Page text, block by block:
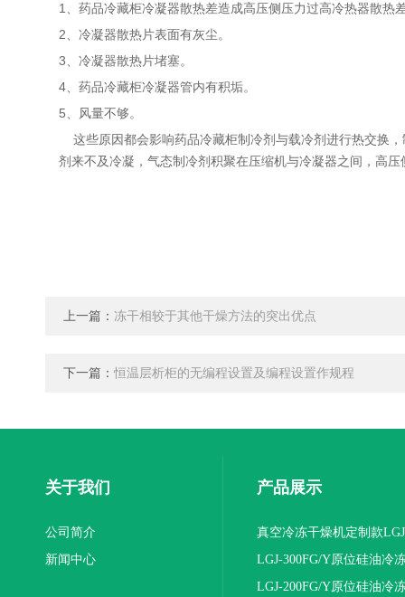
1、药品冷藏柜冷凝器散热差造成高压侧压力过高冷热器散热
2、冷凝器散热片表面有灰尘。
3、冷凝器散热片堵塞。
4、药品冷藏柜冷凝器管内有积垢。
5、风量不够。
这些原因都会影响药品冷藏柜制冷剂与载冷剂进行热交换
剂来不及冷凝，气态制冷剂积聚在压缩机与冷凝器之间，高
上一篇： 冻干相较于其他干燥方法的突出优点
下一篇： 恒温层析柜的无编程设置及编程设置作规程
关于我们
公司简介
新闻中心
产品展示
真空冷冻干燥机定制款
16NS/C标准版
LGJ-300FG/Y原位硅油冷
机(压盖型)
LGJ-200FG/Y原位硅油冷